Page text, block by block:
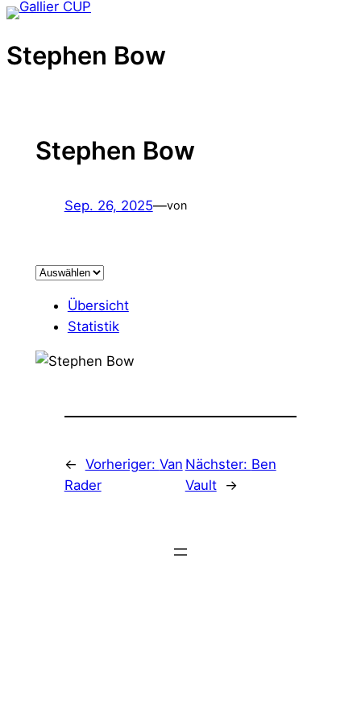
Zum
springen
Stephen Bow
Stephen Bow
Sep. 26, 2025—von
Übersicht
Statistik
← Vorheriger: Van
Rader
Nächster: Ben
Vault
→